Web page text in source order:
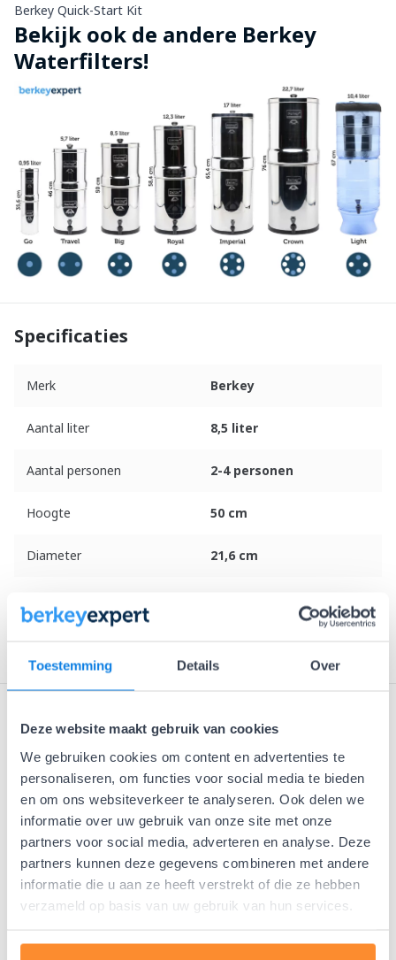
Toestemming Details Over
Deze website maakt gebruik van cookies
We gebruiken cookies om content en advertenties te
personaliseren, om functies voor social media te bieden
en om ons websiteverkeer te analyseren. Ook delen we
informatie over uw gebruik van onze site met onze
partners voor social media, adverteren en analyse. Deze
partners kunnen deze gegevens combineren met andere
informatie die u aan ze heeft verstrekt of die ze hebben
verzameld op basis van uw gebruik van hun services.
Berkey Quick-Start Kit
Bekijk ook de andere Berkey
Waterfilters!
Specificaties
Merk Berkey
Aantal liter 8,5 liter
Aantal personen 2-4 personen
Hoogte 50 cm
Diameter 21,6 cm
Reviews
Fijn
Marian Villee 3 aug 2026
Mooi product, goede straal